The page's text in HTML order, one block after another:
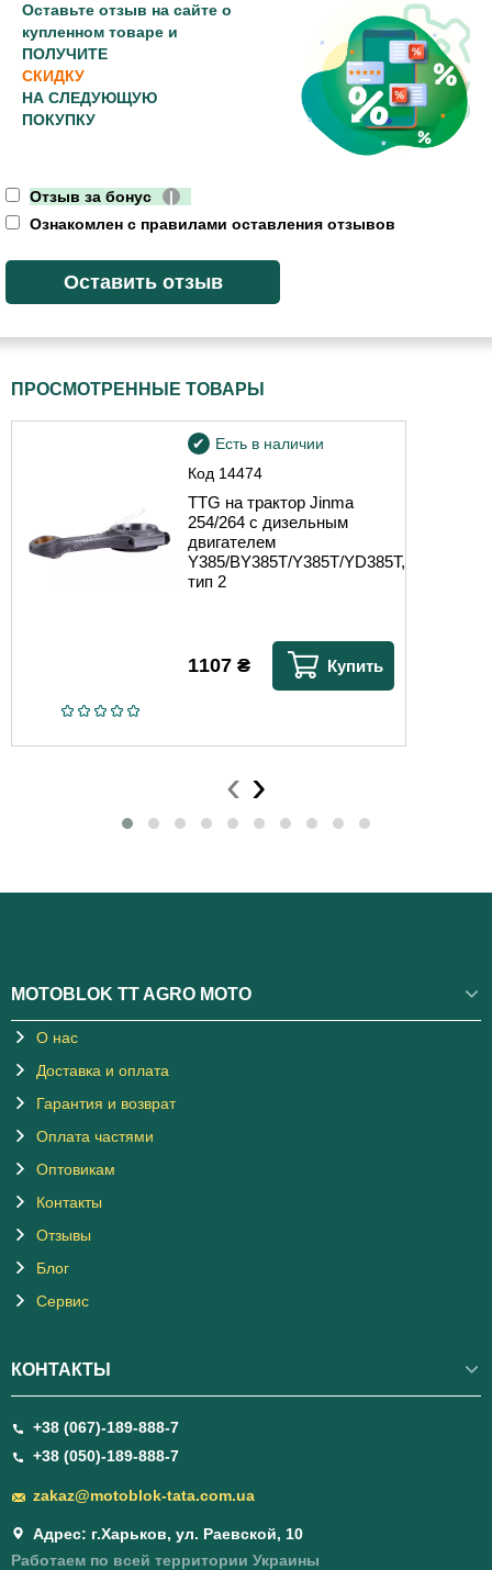
Оставьте отзыв на сайте о
купленном товаре и
ПОЛУЧИТЕ
СКИДКУ
НА СЛЕДУЮЩУЮ
ПОКУПКУ
Отзыв за бонус
|
Ознакомлен с правилами оставления отзывов
ПРОСМОТРЕННЫЕ ТОВАРЫ
Код 14474
Есть в наличии
TTG на трактор Jinma
254/264 с дизельным
двигателем
Y385/BY385T/Y385T/YD385T,
тип 2
1107 ₴ Купить
‹ ›
MOTOBLOK TT AGRO MOTO
О нас
Доставка и оплата
Гарантия и возврат
Оплата частями
Оптовикам
Контакты
Отзывы
Блог
Сервис
КОНТАКТЫ
+38 (067)-189-888-7
+38 (050)-189-888-7
zakaz@motoblok-tata.com.ua
Адрес: г.Харьков, ул. Раевской, 10
Работаем по всей территории Украины